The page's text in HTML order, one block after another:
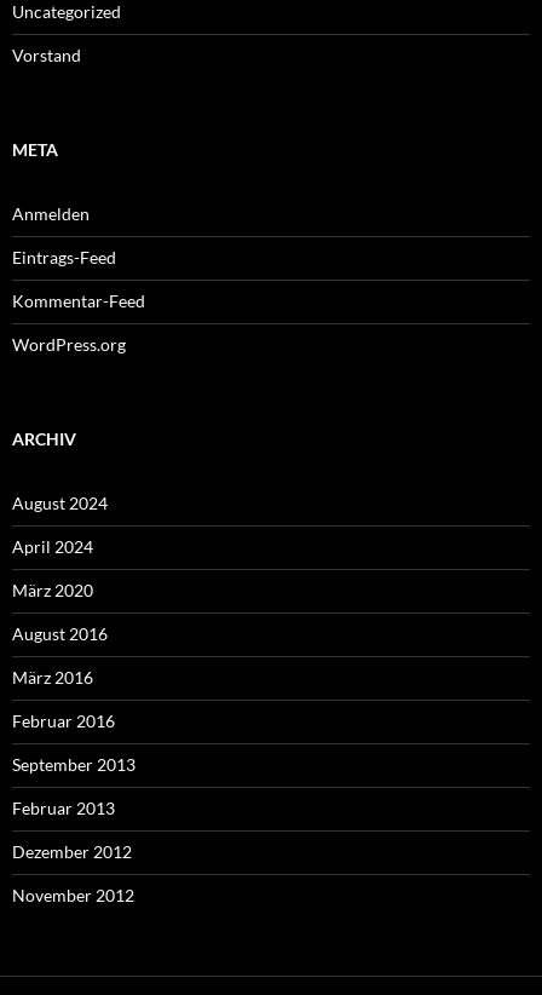
Uncategorized
Vorstand
META
Anmelden
Eintrags-Feed
Kommentar-Feed
WordPress.org
ARCHIV
August 2024
April 2024
März 2020
August 2016
März 2016
Februar 2016
September 2013
Februar 2013
Dezember 2012
November 2012